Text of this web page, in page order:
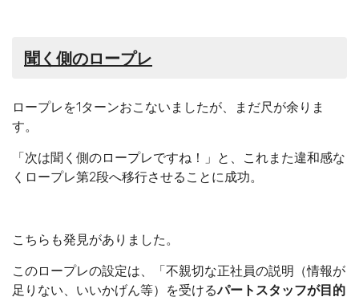
聞く側のロープレ
ロープレを1ターンおこないましたが、まだ尺が余りま
す。
「次は聞く側のロープレですね！」と、これまた違和感な
くロープレ第2段へ移行させることに成功。
こちらも発見がありました。
このロープレの設定は、「不親切な正社員の説明（情報が
足りない、いいかげん等）を受けるパートスタッフが目的